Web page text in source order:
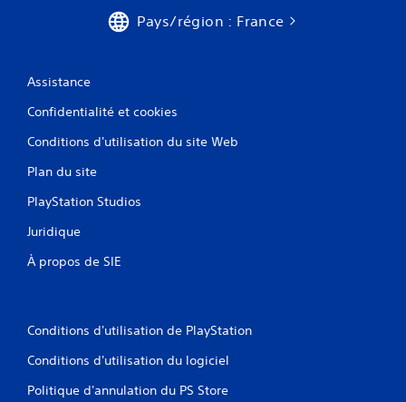
Pays/région : France
Assistance
Confidentialité et cookies
Conditions d'utilisation du site Web
Plan du site
PlayStation Studios
Juridique
À propos de SIE
Conditions d'utilisation de PlayStation
Conditions d'utilisation du logiciel
Politique d'annulation du PS Store